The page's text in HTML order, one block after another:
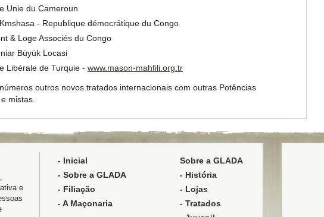
Unie du Cameroun
- Republique démocrátique du Congo
& Loge Associés du Congo
Büyük Locasi
Libérale de Turquie - www.mason-mahﬁli.org.tr
outros novos tratados internacionais com outras Potências
mistas.
e
- Inicial
- Sobre a GLADA
- Filiação
- A Maçonaria
Sobre a GLADA
- História
- Lojas
- Tratados